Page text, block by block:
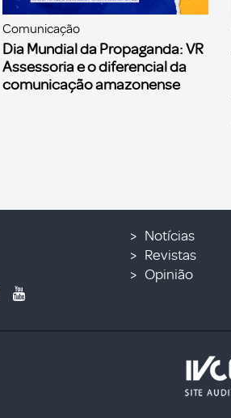
Comunicação
Dia Mundial da Propaganda: VR
Assessoria e o diferencial da
comunicação amazonense
Notícias
Revistas
Opinião